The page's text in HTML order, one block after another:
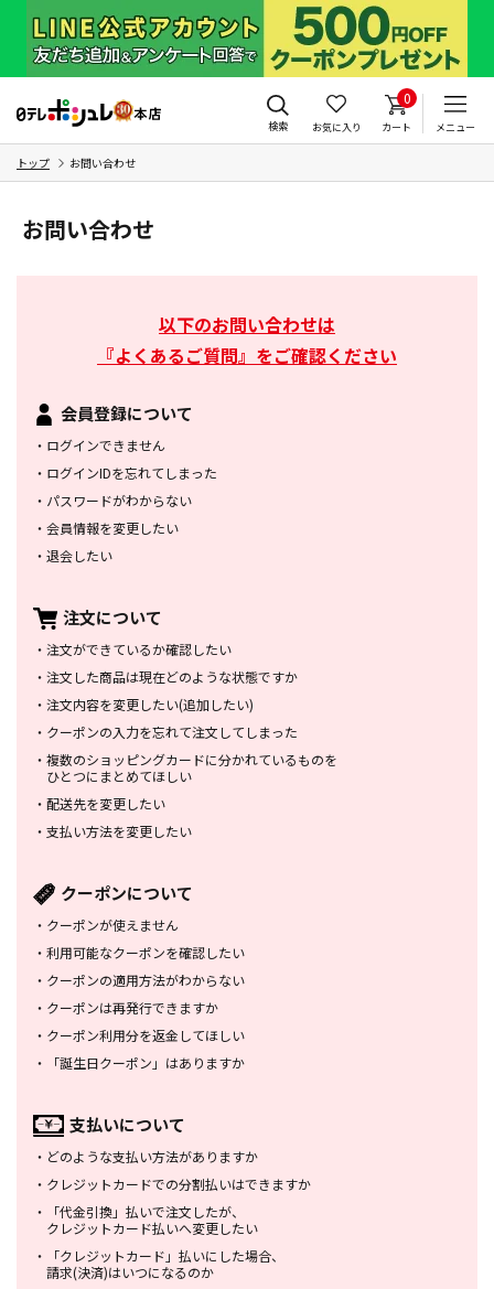
検索 お気に入り
0
カート メニュー
トップ お問い合わせ
お問い合わせ
以下のお問い合わせは
『よくあるご質問』をご確認ください
会員登録について
・ ログインできません
・ ログインIDを忘れてしまった
・ パスワードがわからない
・ 会員情報を変更したい
・ 退会したい
注文について
・ 注文ができているか確認したい
・ 注文した商品は現在どのような状態ですか
・ 注文内容を変更したい(追加したい)
・ クーポンの入力を忘れて注文してしまった
・ 複数のショッピングカードに分かれているものを
ひとつにまとめてほしい
・ 配送先を変更したい
・ 支払い方法を変更したい
クーポンについて
・ クーポンが使えません
・ 利用可能なクーポンを確認したい
・ クーポンの適用方法がわからない
・ クーポンは再発行できますか
・ クーポン利用分を返金してほしい
・
「誕生日クーポン」はありますか
支払いについて
・ どのような支払い方法がありますか
・ クレジットカードでの分割払いはできますか
・
「代金引換」払いで注文したが、
クレジットカード払いへ変更したい
・
「クレジットカード」払いにした場合、
請求(決済)はいつになるのか